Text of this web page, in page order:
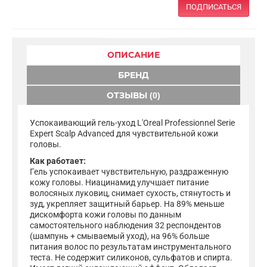
ПОДПИСАТЬСЯ
ОПИСАНИЕ
БРЕНД
ОТЗЫВЫ (0)
Успокаивающий гель-уход L'Oreal Professionnel Serie
Expert Scalp Advanced для чувствительной кожи
головы.
Как работает:
Гель успокаивает чувствительную, раздраженную
кожу головы. Ниацинамид улучшает питание
волосяных луковиц, снимает сухость, стянутость и
зуд, укрепляет защитный барьер. На 89% меньше
дискомфорта кожи головы по данным
самостоятельного наблюдения 32 респондентов
(шампунь + смываемый уход), на 96% больше
питания волос по результатам инструментального
теста. Не содержит силиконов, сульфатов и спирта.